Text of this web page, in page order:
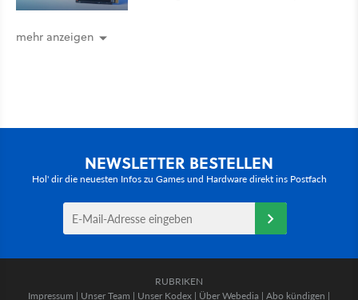
mehr anzeigen
NEWSLETTER BESTELLEN
Hol' dir die neuesten Infos zu Games und Hardware direkt ins Postfach
RUBRIKEN
Impressum | Unser Team | Unser Kodex | Über Webedia | Abo kündigen |